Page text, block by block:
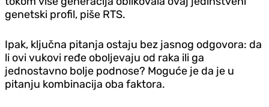
genetski profil, piše RTS.
Ipak, ključna pitanja ostaju bez jasnog odgovora: da
li ovi vukovi ređe oboljevaju od raka ili ga
jednostavno bolje podnose? Moguće je da je u
pitanju kombinacija oba faktora.